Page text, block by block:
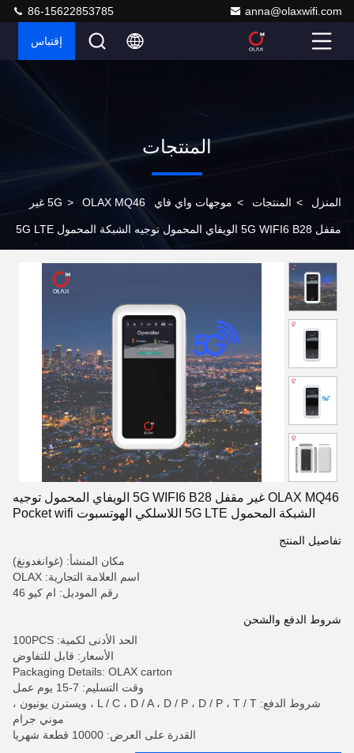
anna@olaxwifi.com
86-15622853785
إقتباس
المنتجات
المنزل > المنتجات > موجهات واي فاي 5G > OLAX MQ46 غير
مقفل 5G WIFI6 B28 الويفاي المحمول توجيه الشبكة المحمول 5G LTE
OLAX MQ46 غير مقفل 5G WIFI6 B28 الويفاي المحمول توجيه
الشبكة المحمول 5G LTE اللاسلكي الهوتسبوت Pocket wifi
تفاصيل المنتج
مكان المنشأ: (غوانغدونغ)
اسم العلامة التجارية: OLAX
رقم الموديل: ام كيو 46
شروط الدفع والشحن
الحد الأدنى لكمية: 100PCS
الأسعار: قابل للتفاوض
Packaging Details: OLAX carton
وقت التسليم: 7-15 يوم عمل
شروط الدفع: L / C ، D / A ، D / P ، D / P ، T / T ، ويسترن يونيون ،
موني جرام
القدرة على العرض: 10000 قطعة شهريا